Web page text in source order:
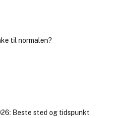
til normalen?
Beste sted og tidspunkt